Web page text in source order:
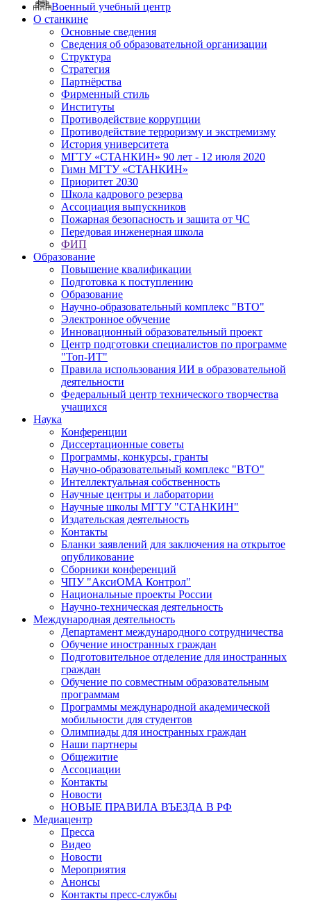
Военный учебный центр
О станкине
Основные сведения
Сведения об образовательной организации
Структура
Стратегия
Партнёрства
Фирменный стиль
Институты
Противодействие коррупции
Противодействие терроризму и экстремизму
История университета
МГТУ «СТАНКИН» 90 лет - 12 июля 2020
Гимн МГТУ «СТАНКИН»
Приоритет 2030
Школа кадрового резерва
Ассоциация выпускников
Пожарная безопасность и защита от ЧС
Передовая инженерная школа
ФИП
Образование
Повышение квалификации
Подготовка к поступлению
Образование
Научно-образовательный комплекс "ВТО"
Электронное обучение
Инновационный образовательный проект
Центр подготовки специалистов по программе
"Топ-ИТ"
Правила использования ИИ в образовательной
деятельности
Федеральный центр технического творчества
учащихся
Наука
Конференции
Диссертационные советы
Программы, конкурсы, гранты
Научно-образовательный комплекс "ВТО"
Интеллектуальная собственность
Научные центры и лаборатории
Научные школы МГТУ "СТАНКИН"
Издательская деятельность
Контакты
Бланки заявлений для заключения на открытое
опубликование
Сборники конференций
ЧПУ "АксиОМА Контрол"
Национальные проекты России
Научно-техническая деятельность
Международная деятельность
Департамент международного сотрудничества
Обучение иностранных граждан
Подготовительное отделение для иностранных
граждан
Обучение по совместным образовательным
программам
Программы международной академической
мобильности для студентов
Олимпиады для иностранных граждан
Наши партнеры
Общежитие
Ассоциации
Контакты
Новости
НОВЫЕ ПРАВИЛА ВЪЕЗДА В РФ
Медиацентр
Пресса
Видео
Новости
Мероприятия
Анонсы
Контакты пресс-службы